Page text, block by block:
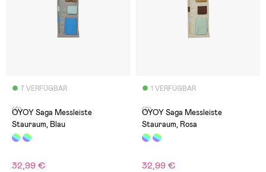
7 VERFÜGBAR
(0)
OYOY Saga Messleiste
Stauraum, Blau
32,99 €
1 VERFÜGBAR
(0)
OYOY Saga Messleiste
Stauraum, Rosa
32,99 €